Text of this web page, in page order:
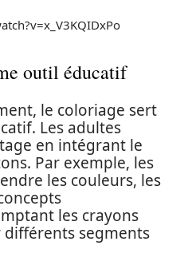
outil éducatif
le coloriage sert
Les adultes
en intégrant le
Par exemple, les
les couleurs, les
les crayons
segments